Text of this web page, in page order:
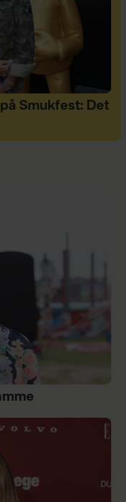
Smukfest: Det